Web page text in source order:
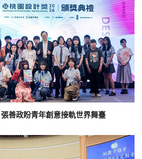
善政盼青年創意接軌世界舞臺